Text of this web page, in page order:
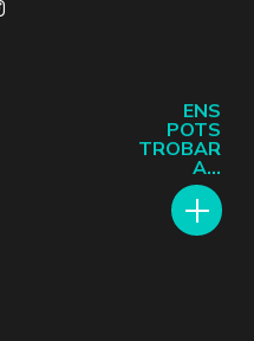
ENS
POTS
TROBAR
A...